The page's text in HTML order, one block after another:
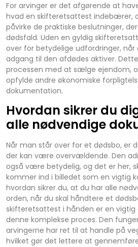
For arvinger er det afgørende at
hvad en skifteretsattest indebærer,
påvirke de praktiske beslutninger,
dødsfald. Uden en gyldig
over for betydelige udfordringer,
adgang til den afdødes aktiver.
processen med at sælge ejendom,
opfylde andre økonomiske
dokumentation.
Hvordan sikrer du
alle nødvendige
Når man står over for et dødsbo, er
der kan være overvældende. Den
også være betydelig, og det er her,
kommer ind i billedet som en vigtig
hvordan sikrer du, at du har alle
orden, når du skal håndtere et
skifteretsattest i hånden er en vigtig
denne komplekse proces. Den
arvingerne har ret til at handle på
hvilket gør det lettere at